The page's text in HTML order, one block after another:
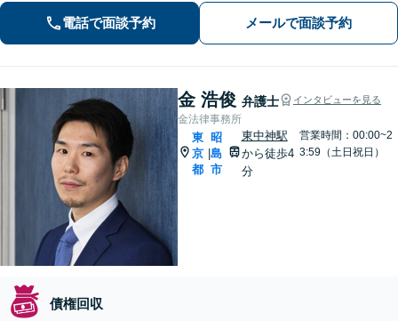
ます。しっかりと状況をお聞きしま
す。社会的に弱い立場にある方の味方
です。お早めにご相談ください。
電話で面談予約 メールで面談予約
金 浩俊 弁護士 インタビューを見る
金法律事務所
東
京
都
|
昭
島
市
東中神駅
から徒歩4
分
営業時間：00:00~2
3:59（土日祝日）
債権回収